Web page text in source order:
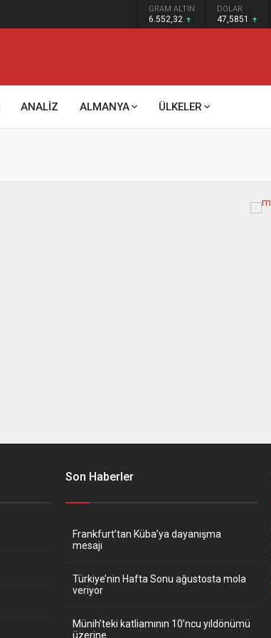
GRAM ALTIN
6.552,32
DOLAR
47,5851
ANALİZ ALMANYA ÜLKELER
Son Haberler
Frankfurt’tan Küba’ya dayanışma
mesajı
Türkiye’nin Hafta Sonu ağustosta mola
veriyor
Münih’teki katliamının 10’ncu yıldönümü
üzerine